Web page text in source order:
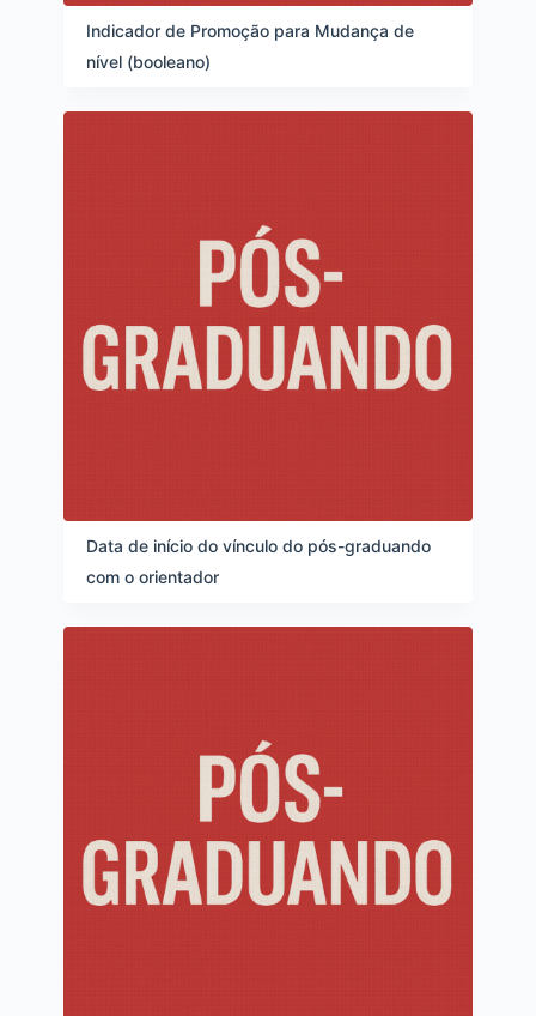
Indicador de Promoção para Mudança de
nível (booleano)
Data de início do vínculo do pós-graduando
com o orientador